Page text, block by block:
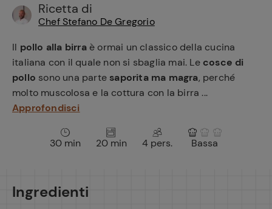
Ricetta di
Chef Stefano De Gregorio
Il pollo alla birraè ormai un classico della cucina
italiana con il quale non si sbaglia mai. Le cosce di
pollo sono una parte saporita ma magra, perché
molto muscolosa e la cottura con la birra ...
Approfondisci
30 min 20 min 4 pers. Bassa
Ingredienti